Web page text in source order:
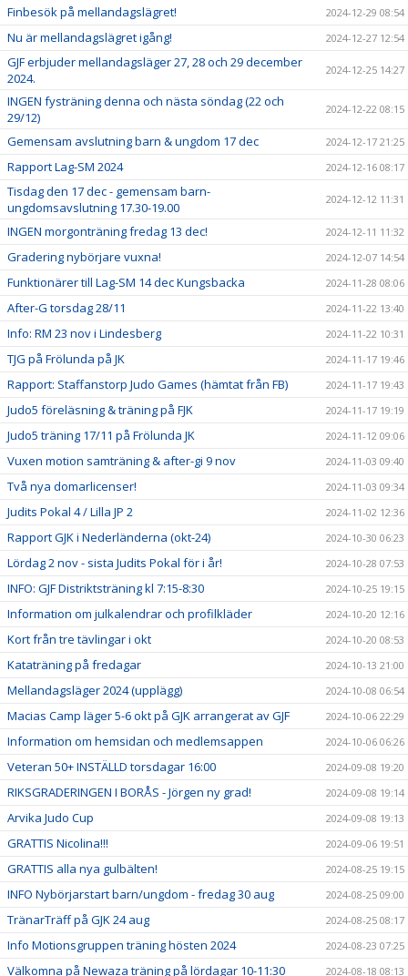
Finbesök på mellandagslägret! 2024-12-29 08:54
Nu är mellandagslägret igång! 2024-12-27 12:54
GJF erbjuder mellandagsläger 27, 28 och 29 december
2024.
2024-12-25 14:27
INGEN fysträning denna och nästa söndag (22 och
29/12)
2024-12-22 08:15
Gemensam avslutning barn & ungdom 17 dec 2024-12-17 21:25
Rapport Lag-SM 2024 2024-12-16 08:17
Tisdag den 17 dec - gemensam barn-
ungdomsavslutning 17.30-19.00
2024-12-12 11:31
INGEN morgonträning fredag 13 dec! 2024-12-11 11:32
Gradering nybörjare vuxna! 2024-12-07 14:54
Funktionärer till Lag-SM 14 dec Kungsbacka 2024-11-28 08:06
After-G torsdag 28/11 2024-11-22 13:40
Info: RM 23 nov i Lindesberg 2024-11-22 10:31
TJG på Frölunda på JK 2024-11-17 19:46
Rapport: Staffanstorp Judo Games (hämtat från FB) 2024-11-17 19:43
Judo5 föreläsning & träning på FJK 2024-11-17 19:19
Judo5 träning 17/11 på Frölunda JK 2024-11-12 09:06
Vuxen motion samträning & after-gi 9 nov 2024-11-03 09:40
Två nya domarlicenser! 2024-11-03 09:34
Judits Pokal 4 / Lilla JP 2 2024-11-02 12:36
Rapport GJK i Nederländerna (okt-24) 2024-10-30 06:23
Lördag 2 nov - sista Judits Pokal för i år! 2024-10-28 07:53
INFO: GJF Distriktsträning kl 7:15-8:30 2024-10-25 19:15
Information om julkalendrar och profilkläder 2024-10-20 12:16
Kort från tre tävlingar i okt 2024-10-20 08:53
Kataträning på fredagar 2024-10-13 21:00
Mellandagsläger 2024 (upplägg) 2024-10-08 06:54
Macias Camp läger 5-6 okt på GJK arrangerat av GJF 2024-10-06 22:29
Information om hemsidan och medlemsappen 2024-10-06 06:26
Veteran 50+ INSTÄLLD torsdagar 16:00 2024-09-08 19:20
RIKSGRADERINGEN I BORÅS - Jörgen ny grad! 2024-09-08 19:14
Arvika Judo Cup 2024-09-08 19:13
GRATTIS Nicolina!!! 2024-09-06 19:51
GRATTIS alla nya gulbälten! 2024-08-25 19:15
INFO Nybörjarstart barn/ungdom - fredag 30 aug 2024-08-25 09:00
TränarTräff på GJK 24 aug 2024-08-25 08:17
Info Motionsgruppen träning hösten 2024 2024-08-23 07:25
Välkomna på Newaza träning på lördagar 10-11:30 2024-08-18 08:13